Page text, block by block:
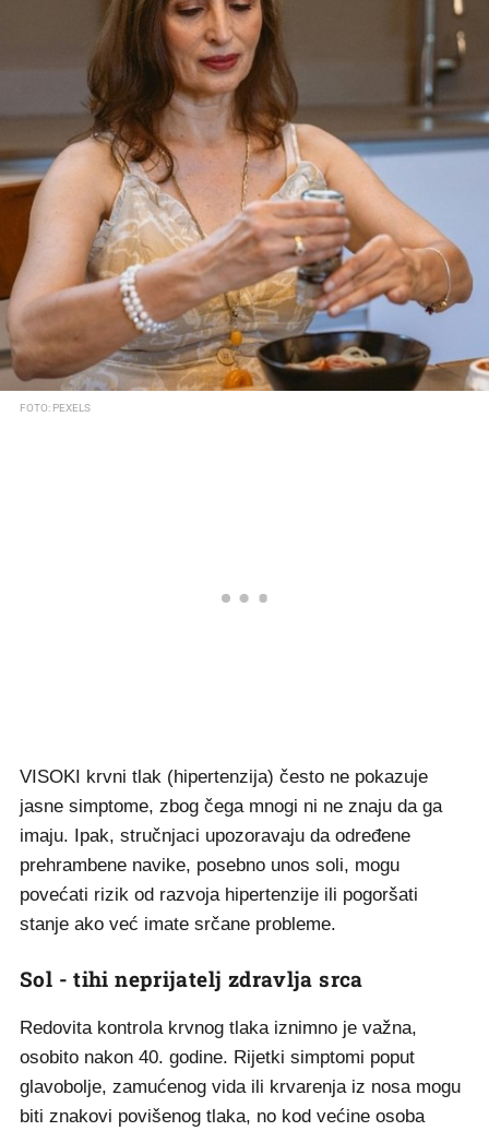
FOTO: PEXELS
VISOKI krvni tlak (hipertenzija) često ne pokazuje
jasne simptome, zbog čega mnogi ni ne znaju da ga
imaju. Ipak, stručnjaci upozoravaju da određene
prehrambene navike, posebno unos soli, mogu
povećati rizik od razvoja hipertenzije ili pogoršati
stanje ako već imate srčane probleme.
Sol - tihi neprijatelj zdravlja srca
Redovita kontrola krvnog tlaka iznimno je važna,
osobito nakon 40. godine. Rijetki simptomi poput
glavobolje, zamućenog vida ili krvarenja iz nosa mogu
biti znakovi povišenog tlaka, no kod većine osoba